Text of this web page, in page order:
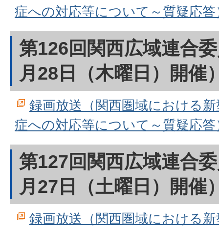
症への対応等について～質疑応答
第126回関西広域連合
月28日（木曜日）開催
録画放送（関西圏域における
症への対応等について～質疑応答
第127回関西広域連合
月27日（土曜日）開催
録画放送（関西圏域における